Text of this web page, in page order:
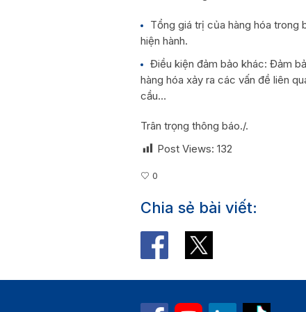
Tổng giá trị của hàng hóa trong
hiện hành.
Điều kiện đảm bảo khác: Đảm
hàng hóa xảy ra các vấn đề liên
cầu…
Trân trọng thông báo./.
Post Views: 132
0
Chia sẻ bài viết: